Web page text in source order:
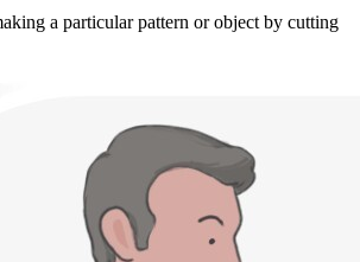
a particular pattern or object by cutting